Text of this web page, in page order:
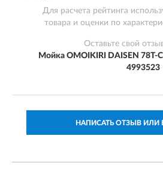
Для расчета рейтинга
товара и оценки по
Оставьте свой
Мойка OMOIKIRI DAISEN 78T-
4993523
НАПИСАТЬ ОТЗЫВ ИЛИ